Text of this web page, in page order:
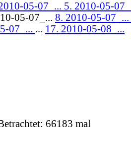
05-07_... 5. 2010-05-
05-07_... 8. 2010-05-07_...
07_... ... 17. 2010-05-08_...
66183 mal